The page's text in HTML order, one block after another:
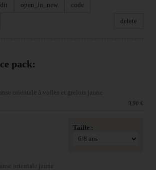
open_in_new code
delete
pack:
orientale à voiles et grelots jaune
9,90 €
Taille :
orientale jaune